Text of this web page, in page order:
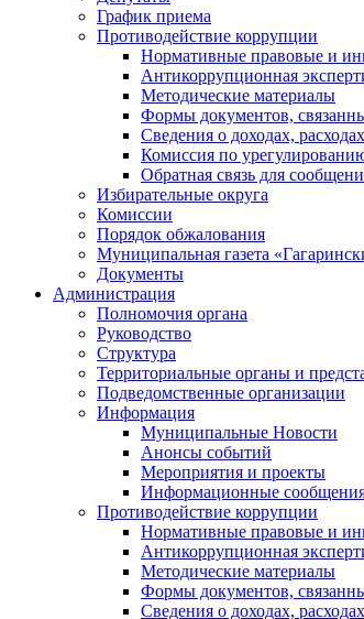
График приема
Противодействие коррупции
Нормативные правовые и
Антикоррупционная
Методические материалы
Формы документов,
Сведения о доходах,
Комиссия по
Обратная связь для
Избирательные округа
Комиссии
Порядок обжалования
Муниципальная газета
Документы
Администрация
Полномочия органа
Руководство
Структура
Территориальные органы и
Подведомственные организации
Информация
Муниципальные Новости
Анонсы событий
Мероприятия и проекты
Информационные
Противодействие коррупции
Нормативные правовые и
Антикоррупционная
Методические материалы
Формы документов,
Сведения о доходах,